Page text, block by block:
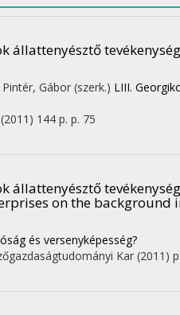
állattenyésztő
Gábor (szerk.) LIII.
(2011) 144 p. p. 75
állattenyésztő
on the background
és versenyképesség?
Kar (2011)